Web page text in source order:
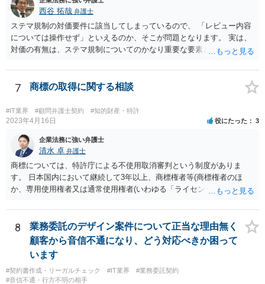
西谷 拓哉 弁護士
ステマ規制の対価要件に該当してしまっているので、 「レビュー内容
については操作せず」といえるのか、そこが問題となります。 実は、
対価の有無は、ステマ規制についてのかなり重要な要素となります。
とを条件に割り引くサービスを提供していたケースですが、 明示的に
高評価と指示していなくても、全件報酬を支払うことを約してレビュ
事業者が関与していると評価され「事業者による表示（広告）」と判
断される余地は残るといえるでしょう。 あくまで、自身の嗜好に基づ
く、自主的なレビューでなければステマ規制にひっかかる可能性があ
るのです。 ※消費者庁のステマ規制の運用ガイドラインであるhttps://
www.caa.go.jp/policies/policy/representation/fair_labeling/guideline/ass
ets/representation_cms216_230328_03.pdf の５頁（イ）、２（１）参
照
7 商標の取得に関する相談
#IT業界 #顧問弁護士契約 #知的財産・特許
2023年4月16日 役にたった 3
企業法務に強い弁護士
清水 卓 弁護士
商標については、特許庁による不使用取消審判という制度がありま
す。 日本国内において継続して3年以上、商標権者等(商標権者のほ
か、専用使用権者又は通常使用権者(いわゆる「ライセンシー」)が、指
も、その指定商品・指定役務に関する商標登録を取り消すことについ
て、審判を請求することができます(商標法第50条第1項)。 また、登録
商標を有する企業から対象となる商標権を譲り受ける方法もあり得ま
す。 いずれにしても、詳しい事情に基づく判断を要するご事案かと思
われますので、一度、商標権に詳しい弁護士や弁理士に直接相談の
上、今後の方針の検討をなさってみるとよろしいかと思います。
8
業務委託のデザイン案件について正当な理由無く
顧客から音信不通になり、どう対応べきか困って
います
#契約書作成・リーガルチェック #IT業界
#業務委託契約
#音信不通・行方不明の相手